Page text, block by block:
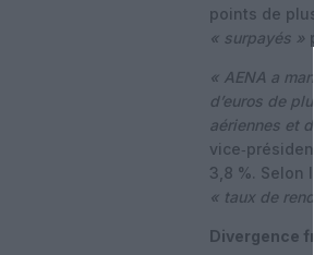
points de
« surpayés »
« AENA a
d’euros de
aériennes et
3,8 %. Selon
« taux de
Divergence